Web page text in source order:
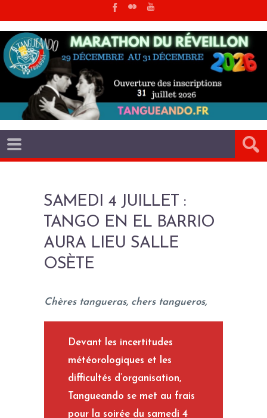
SAMEDI 4 JUILLET :
TANGO EN EL BARRIO
AURA LIEU SALLE
OSÈTE
Chères tangueras, chers tangueros,
Devant les incertitudes
météorologiques et les
difficultés d’organisation,
Tangueando se met au frais
pour la soirée du samedi 4